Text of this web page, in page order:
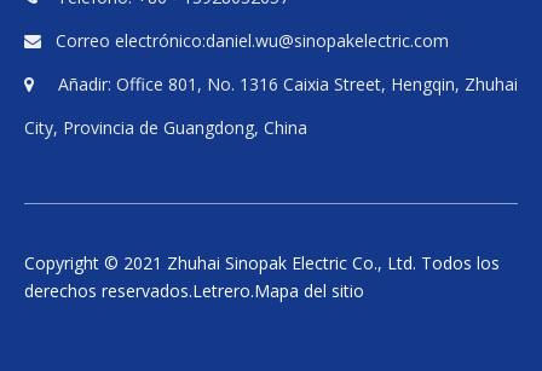
Total 2páginas A la página Determinación
 Correo electrónico:daniel.wu@sinopakelectric.com
 Añadir: Office 801, No. 1316 Caixia Street, Hengqin, Zhuhai
City, Provincia de Guangdong, China
Copyright © 2021 Zhuhai Sinopak Electric Co., Ltd. Todos los
derechos reservados.Letrero.Mapa del sitio